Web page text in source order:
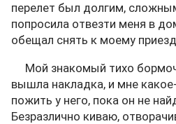
перелет был долгим,
попросила отвезти меня в
обещал снять к моему
Мой знакомый тихо
вышла накладка, и мне
пожить у него, пока он не
Безразлично киваю,